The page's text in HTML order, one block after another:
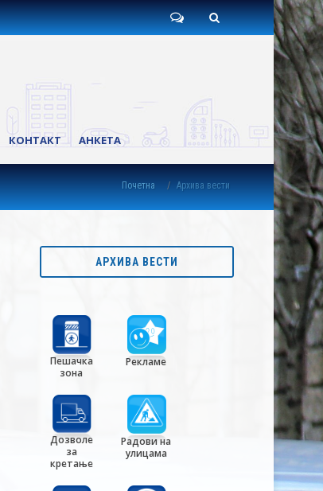
КОНТАКТ АНКЕТА
Почетна Архива вести
АРХИВА ВЕСТИ
Пешачка
зона
Рекламе
Дозволе
за
кретање
Радови на
улицама